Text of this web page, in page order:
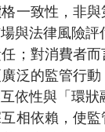
一致性，非
與法律風險
；對消費者
泛的監管行
依性與「環
相依賴，使